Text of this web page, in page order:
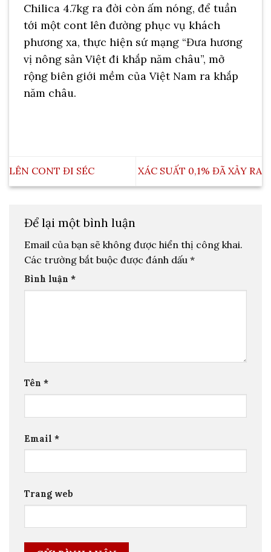
Chilica 4.7kg ra đời còn ấm nóng, để tuần
tới một cont lên đường phục vụ khách
phương xa, thực hiện sứ mạng “Đưa hương
vị nông sản Việt đi khắp năm châu”, mở
rộng biên giới mềm của Việt Nam ra khắp
năm châu.
LÊN CONT ĐI SÉC XÁC SUẤT 0,1% ĐÃ XẢY RA
Để lại một bình luận
Email của bạn sẽ không được hiển thị công khai.
Các trường bắt buộc được đánh dấu *
Bình luận *
Tên *
Email *
Trang web